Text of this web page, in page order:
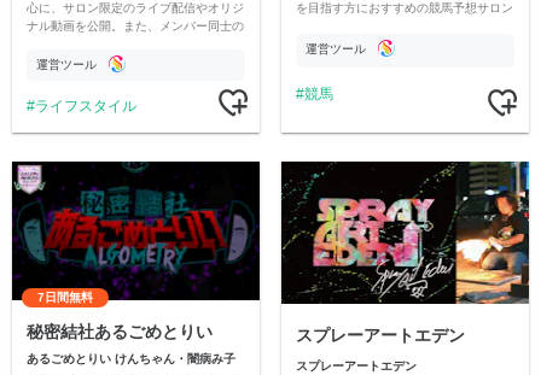
心に、サロン限定のライブ配信やオリジ
ナル動画を公開。また、メンバー同士の
ただいています。
運営ツール
ライフスタイル
を目指す方におすすめの競馬予想サロン
運営ツール
競馬
7日間無料
秘密結社あるごめとりい
あるごめとりい けんちゃん・闇病み子
スプレーアートエデン
スプレーアートエデン